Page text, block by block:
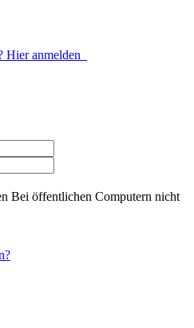
Hier anmelden
Bei öffentlichen Computern nicht